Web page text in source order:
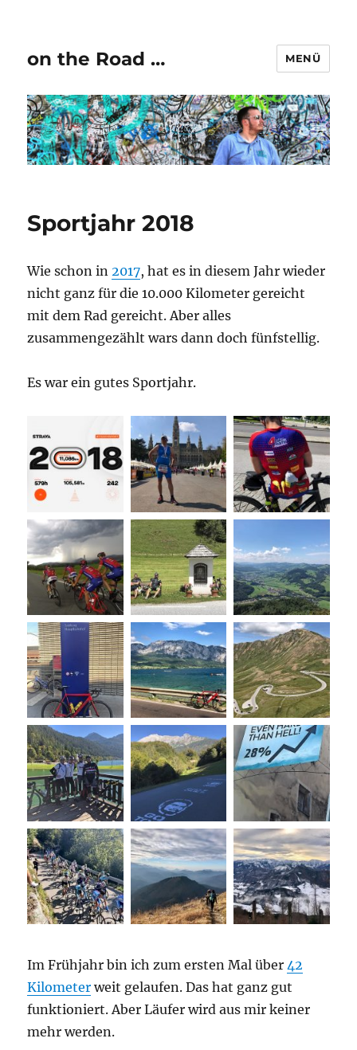
on the Road … MENÜ
Sportjahr 2018
Wie schon in2017, hat es in diesem Jahr wieder
nicht ganz für die 10.000 Kilometer gereicht
mit dem Rad gereicht. Aber alles
zusammengezählt wars dann doch fünfstellig.
Es war ein gutes Sportjahr.
Im Frühjahr bin ich zum ersten Mal über 42
Kilometer weit gelaufen. Das hat ganz gut
funktioniert. Aber Läufer wird aus mir keiner
mehr werden.